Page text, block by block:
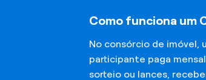
Como funciona um
No consórcio de imóvel,
participante paga
sorteio ou lances,